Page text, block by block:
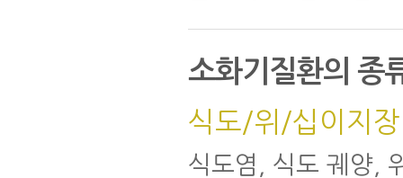
소화기질환의 종
식도/위/십이지
식도염, 식도 궤양,